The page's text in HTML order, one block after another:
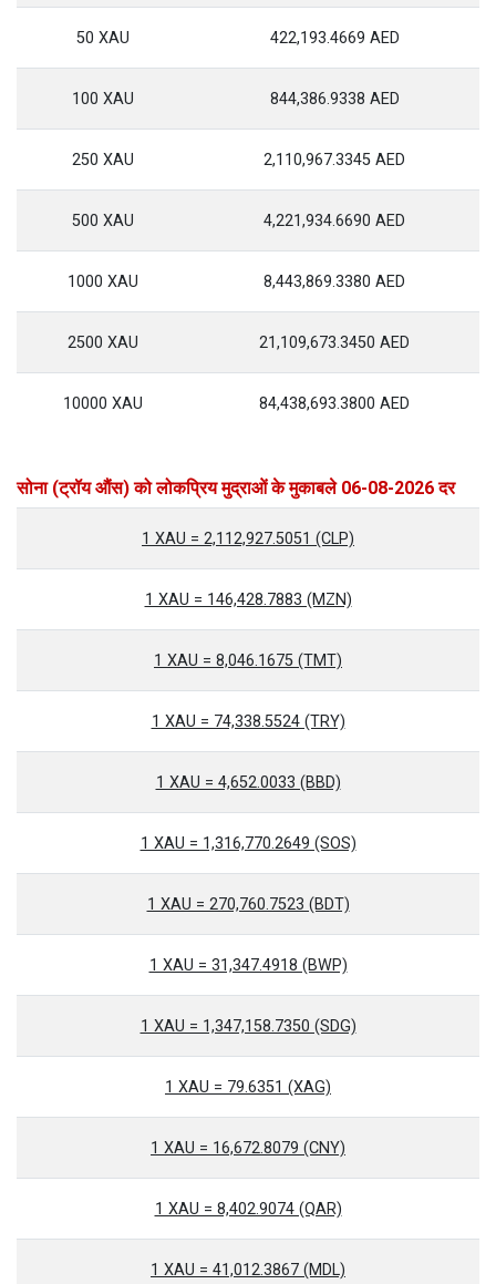
50 XAU 422,193.4669 AED
100 XAU 844,386.9338 AED
250 XAU 2,110,967.3345 AED
500 XAU 4,221,934.6690 AED
1000 XAU 8,443,869.3380 AED
2500 XAU 21,109,673.3450 AED
10000 XAU 84,438,693.3800 AED
सोना (ट्रॉय औंस) को लोकप्रिय मुद्राओं के मुकाबले 06-08-2026 दर
1 XAU = 2,112,927.5051 (CLP)
1 XAU = 146,428.7883 (MZN)
1 XAU = 8,046.1675 (TMT)
1 XAU = 74,338.5524 (TRY)
1 XAU = 4,652.0033 (BBD)
1 XAU = 1,316,770.2649 (SOS)
1 XAU = 270,760.7523 (BDT)
1 XAU = 31,347.4918 (BWP)
1 XAU = 1,347,158.7350 (SDG)
1 XAU = 79.6351 (XAG)
1 XAU = 16,672.8079 (CNY)
1 XAU = 8,402.9074 (QAR)
1 XAU = 41,012.3867 (MDL)